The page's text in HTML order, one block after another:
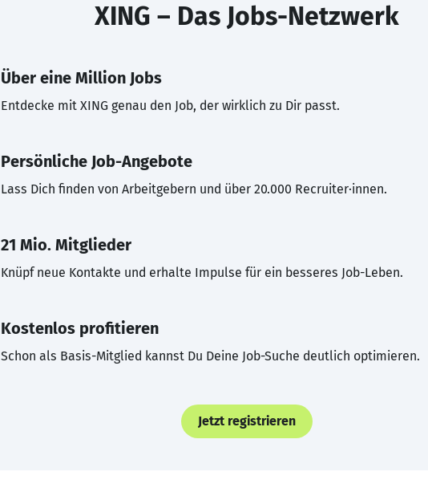
XING – Das Jobs-Netzwerk
Über eine Million Jobs
Entdecke mit XING genau den Job, der wirklich zu Dir passt.
Persönliche Job-Angebote
Lass Dich finden von Arbeitgebern und über 20.000 Recruiter·innen.
21 Mio. Mitglieder
Knüpf neue Kontakte und erhalte Impulse für ein besseres Job-Leben.
Kostenlos profitieren
Schon als Basis-Mitglied kannst Du Deine Job-Suche deutlich optimieren.
Jetzt registrieren